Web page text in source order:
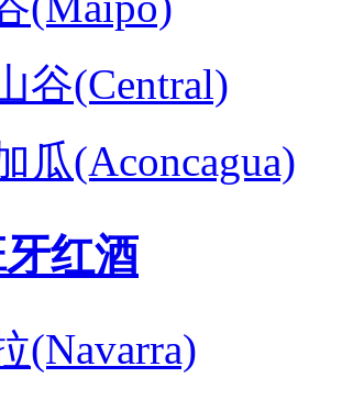
谷(Central)
瓜(Aconcagua)
红酒
(Navarra)